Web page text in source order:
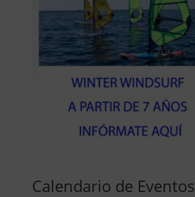
Calendario de Eventos